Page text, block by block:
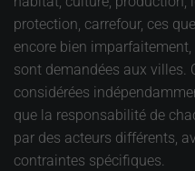
protection, carrefour, ces
encore bien
sont demandées aux villes.
considérées
que la responsabilité de
par des acteurs différents,
contraintes spécifiques.